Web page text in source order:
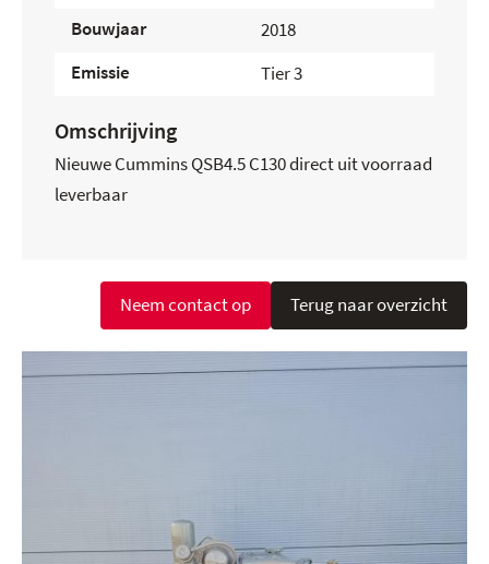
Bouwjaar
2018
Emissie
Tier 3
Omschrijving
Nieuwe Cummins QSB4.5 C130 direct uit voorraad
leverbaar
Neem contact op Terug naar overzicht